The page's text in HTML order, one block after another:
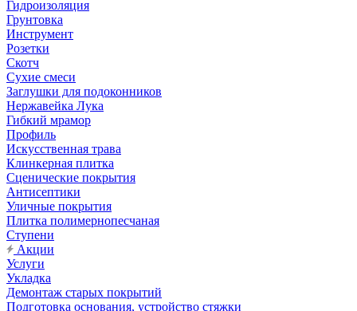
Гидроизоляция
Грунтовка
Инструмент
Розетки
Скотч
Сухие смеси
Заглушки для подоконников
Нержавейка Лука
Гибкий мрамор
Профиль
Искусственная трава
Клинкерная плитка
Сценические покрытия
Антисептики
Уличные покрытия
Плитка полимернопесчаная
Ступени
Акции
Услуги
Укладка
Демонтаж старых покрытий
Подготовка основания, устройство стяжки